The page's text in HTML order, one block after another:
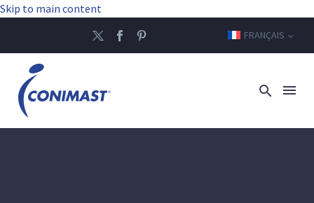
Skip to main content
FRANÇAIS